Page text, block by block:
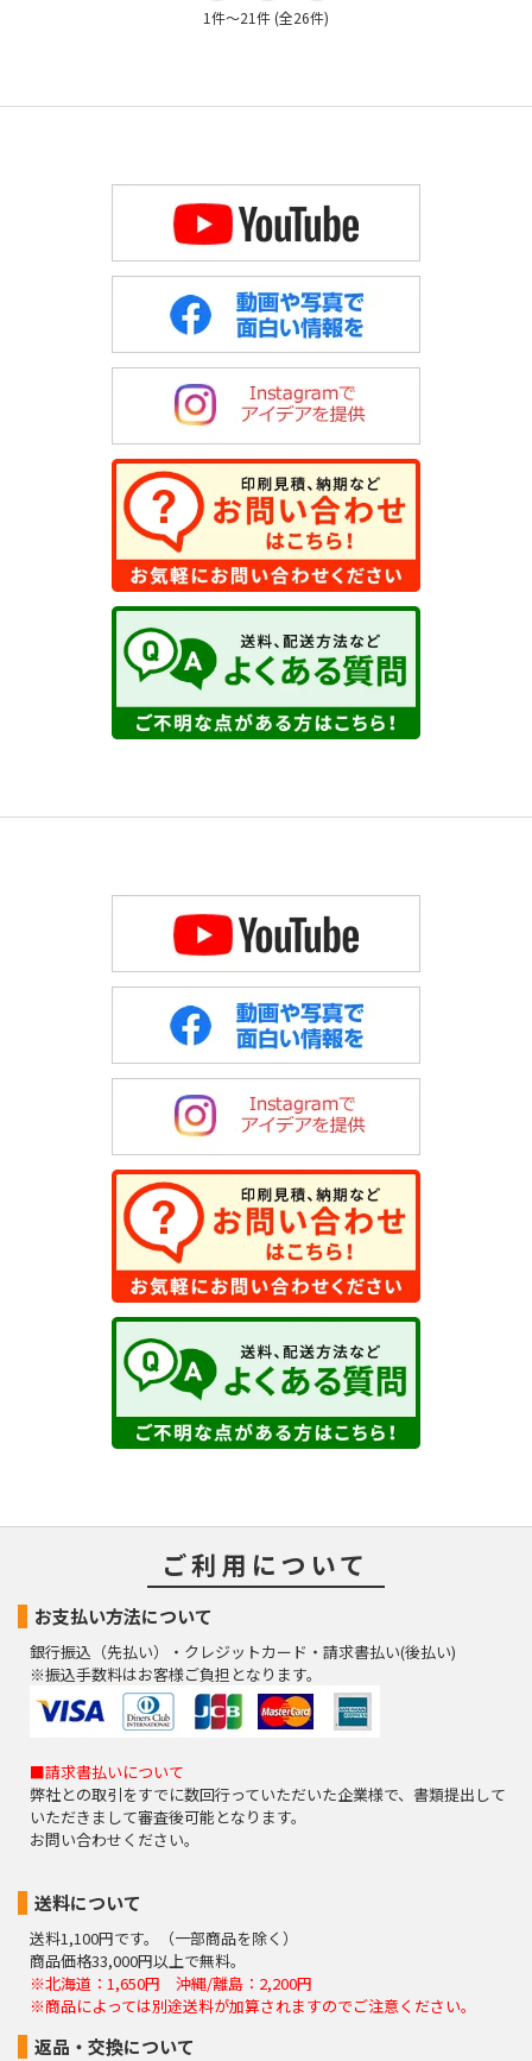
次
21
1件～21件 (全26件)
ご利用について
お支払い方法について
銀行振込（先払い）・クレジットカード・請求書払い(後払い)
※振込手数料はお客様ご負担となります。
■請求書払いについて
弊社との取引をすでに数回行っていただいた企業様で、書類提出して
いただきまして審査後可能となります。
お問い合わせください。
送料について
送料1,100円です。（一部商品を除く）
商品価格33,000円以上で無料。
※北海道：1,650円 沖縄/離島：2,200円
※商品によっては別途送料が加算されますのでご注意ください。
返品・交換について